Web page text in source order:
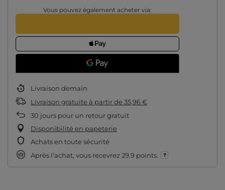
Vous pouvez également acheter via:
Livraison demain
Livraison gratuite à partir de 35,96 €
30 jours pour un retour gratuit
Disponibilité en papeterie
Achats en toute sécurité
Après l'achat, vous recevrez 29.9 points.